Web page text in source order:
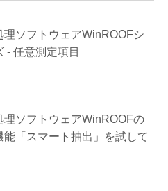
理ソフトウェアWinROOFシ
- 任意測定項目
理ソフトウェアWinROOFの
能「スマート抽出」を試して